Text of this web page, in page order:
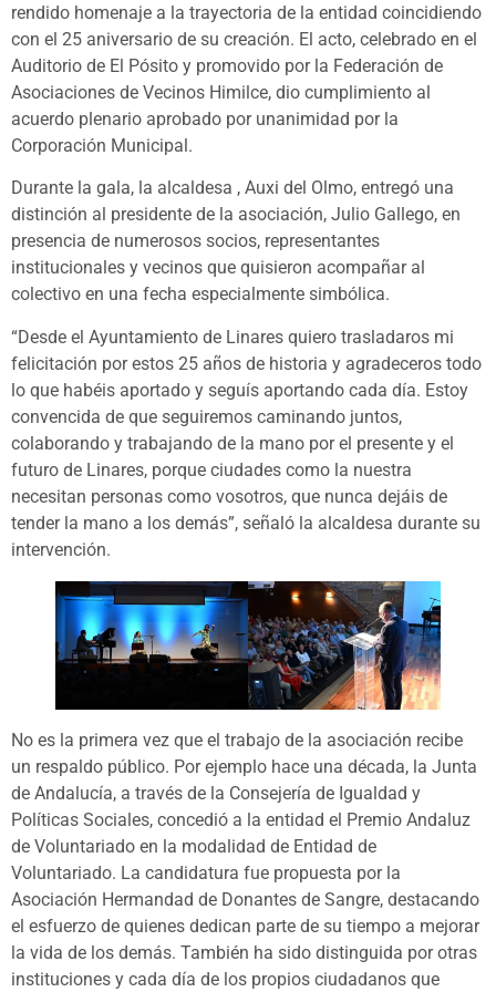
rendido homenaje a la trayectoria de la entidad coincidiendo
con el 25 aniversario de su creación. El acto, celebrado en el
Auditorio de El Pósito y promovido por la Federación de
Asociaciones de Vecinos Himilce, dio cumplimiento al
acuerdo plenario aprobado por unanimidad por la
Corporación Municipal.
Durante la gala, la alcaldesa , Auxi del Olmo, entregó una
distinción al presidente de la asociación, Julio Gallego, en
presencia de numerosos socios, representantes
institucionales y vecinos que quisieron acompañar al
colectivo en una fecha especialmente simbólica.
“Desde el Ayuntamiento de Linares quiero trasladaros mi
felicitación por estos 25 años de historia y agradeceros todo
lo que habéis aportado y seguís aportando cada día. Estoy
convencida de que seguiremos caminando juntos,
colaborando y trabajando de la mano por el presente y el
futuro de Linares, porque ciudades como la nuestra
necesitan personas como vosotros, que nunca dejáis de
tender la mano a los demás”, señaló la alcaldesa durante su
intervención.
No es la primera vez que el trabajo de la asociación recibe
un respaldo público. Por ejemplo hace una década, la Junta
de Andalucía, a través de la Consejería de Igualdad y
Políticas Sociales, concedió a la entidad el Premio Andaluz
de Voluntariado en la modalidad de Entidad de
Voluntariado. La candidatura fue propuesta por la
Asociación Hermandad de Donantes de Sangre, destacando
el esfuerzo de quienes dedican parte de su tiempo a mejorar
la vida de los demás. También ha sido distinguida por otras
instituciones y cada día de los propios ciudadanos que